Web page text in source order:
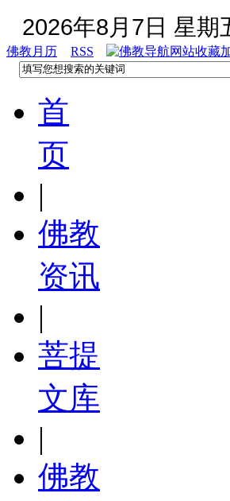
2026年8月7日 星期
佛教月历 RSS
首
页
|
佛教
资讯
|
菩提
文库
|
佛教